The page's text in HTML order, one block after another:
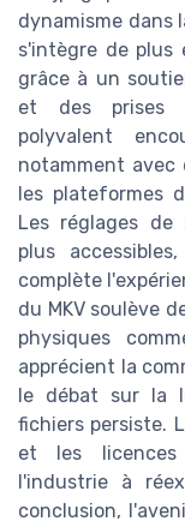
dynamisme dans
s'intègre de plus
grâce à un
et des prises
polyvalent
notamment avec
les plateformes
Les réglages de
plus
complète
du MKV soulève
physiques
apprécient la
le débat sur la
fichiers persiste.
et les licences
l'industrie à
conclusion,